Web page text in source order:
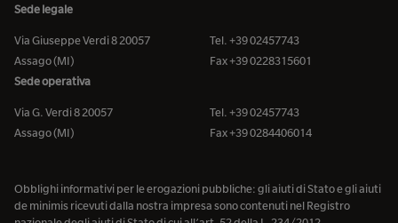
Sede legale
Via Giuseppe Verdi 8 20057
Assago (MI)
Tel. +39 02457743
Fax +39 0228315601
Sede operativa
Via G. Verdi 8 20057
Assago (MI)
Tel. +39 02457743
Fax +39 0284406014
Obblighi informativi per le erogazioni pubbliche: gli aiuti di Stato e gli aiuti
de minimis ricevuti dalla nostra impresa sono contenuti nel Registro